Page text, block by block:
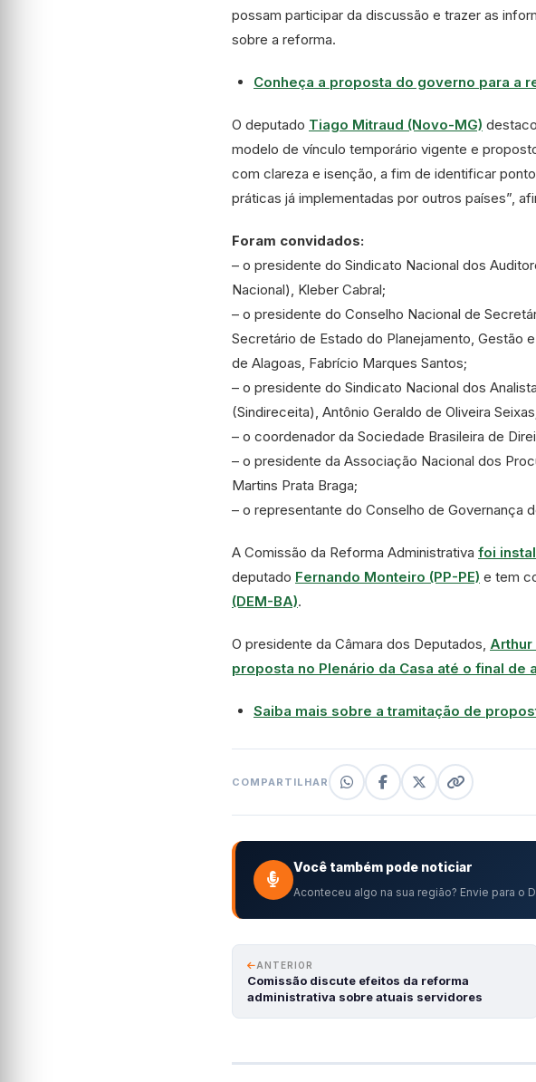
possam participar da discussão e trazer as
sobre a reforma.
Conheça a proposta do governo para a
O deputado Tiago Mitraud (Novo-MG)
modelo de vínculo temporário vigente e
com clareza e isenção, a fim de identificar
práticas já implementadas por outros países”,
Foram convidados:
– o presidente do Sindicato Nacional dos
Nacional), Kleber Cabral;
– o presidente do Conselho Nacional de
Secretário de Estado do Planejamento, Gestão
de Alagoas, Fabrício Marques Santos;
– o presidente do Sindicato Nacional dos
(Sindireceita), Antônio Geraldo de Oliveira
– o coordenador da Sociedade Brasileira de
– o presidente da Associação Nacional dos
Martins Prata Braga;
– o representante do Conselho de Governança
A Comissão da Reforma Administrativa foi
deputado Fernando Monteiro (PP-PE) e tem
(DEM-BA).
O presidente da Câmara dos Deputados, Arthur
proposta no Plenário da Casa até o final de
Saiba mais sobre a tramitação de
COMPARTILHAR
Você também pode noticiar
Aconteceu algo na sua região? Envie para o
ANTERIOR
Comissão discute efeitos da reforma
administrativa sobre atuais servidores